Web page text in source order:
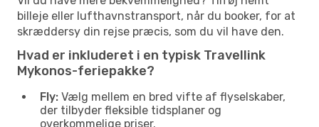
billeje eller lufthavnstransport, når du booker, for at
skræddersy din rejse præcis, som du vil have den.
Hvad er inkluderet i en typisk Travellink
Mykonos-feriepakke?
Fly: Vælg mellem en bred vifte af flyselskaber,
der tilbyder fleksible tidsplaner og
overkommelige priser.